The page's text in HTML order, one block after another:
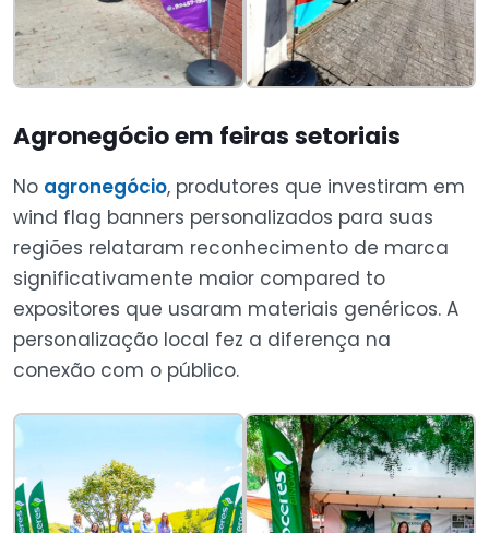
Agronegócio em feiras setoriais
No agronegócio, produtores que investiram em
wind flag banners personalizados para suas
regiões relataram reconhecimento de marca
significativamente maior compared to
expositores que usaram materiais genéricos. A
personalização local fez a diferença na
conexão com o público.